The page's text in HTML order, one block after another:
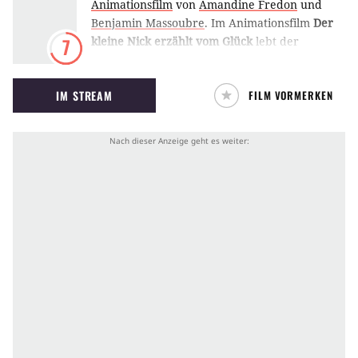
7
Animationsfilm von Amandine Fredon und
Benjamin Massoubre. Im Animationsfilm Der
kleine Nick erzählt vom Glück lebt der
Der neugierige Bengel stürzt sich in eine
Kindheit voll aufregender Abenteuer, schließt
Freundschaften und fährt in den Urlaub.
Comicautors René Goscinny und des
IM STREAM FILM VORMERKEN